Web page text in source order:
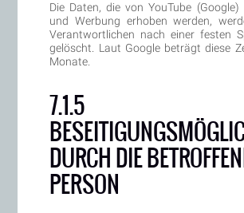
Die Daten, die von YouTube
und Werbung erhoben werden,
Verantwortlichen nach einer festen
gelöscht. Laut Google beträgt diese
Monate.
7.1.5
DURCH DIE
PERSON